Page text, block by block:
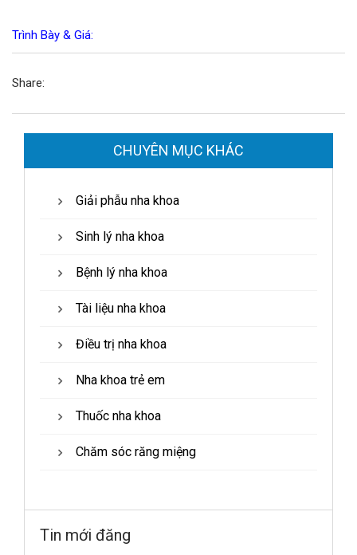
Trình Bày & Giá:
Share:
CHUYÊN MỤC KHÁC
Giải phẫu nha khoa
Sinh lý nha khoa
Bệnh lý nha khoa
Tài liệu nha khoa
Điều trị nha khoa
Nha khoa trẻ em
Thuốc nha khoa
Chăm sóc răng miệng
Tin mới đăng